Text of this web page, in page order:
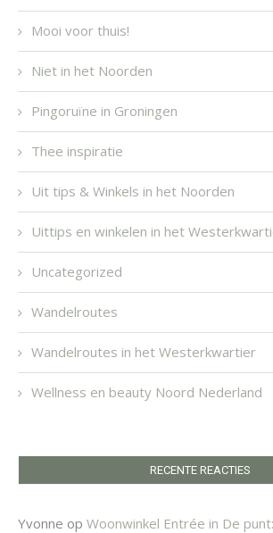
Mooi voor thuis!
Niet in het Noorden
Pingoruïne in Groningen
Thee inspiratie
Uit tips & Winkels in het Noorden
Uittips en winkelen in het
Uncategorized
Wandelroutes
Wandelroutes in het Westerkwartier
Wellness en beauty Noord Nederland
RECENTE REACTIES
Yvonne op Woonwinkel Entrée in De